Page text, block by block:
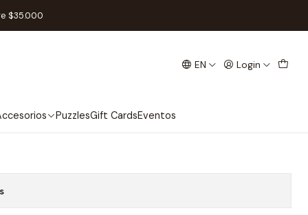
EN Login
PuzzlesGift CardsEventos
$35.000
- Español
to Cart